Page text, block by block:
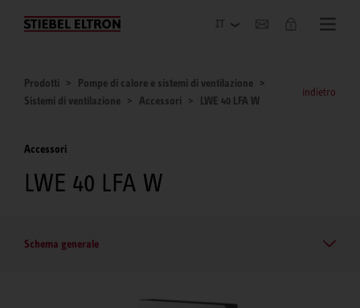
Azienda
Prodotti
Pompe di calore e sistemi di ventilazione
Sistemi di ventilazione
Accessori LWE 40 LFA W
indietro
Accessori
LWE 40 LFA W
Schema generale